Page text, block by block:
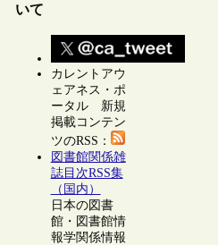
いて
カレントアウ
ェアネス・ポ
ータル 新規
掲載コンテン
ツのRSS：
図書館関係雑
誌目次RSS集
（国内）
日本の図書
館・図書館情
報学関係情報